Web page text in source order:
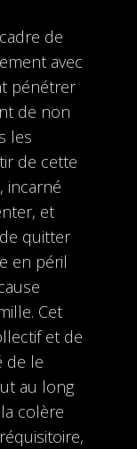
de
avec
pénétrer
de non
les
de cette
incarné
et
quitter
en péril
Cet
et de
de le
au long
colère